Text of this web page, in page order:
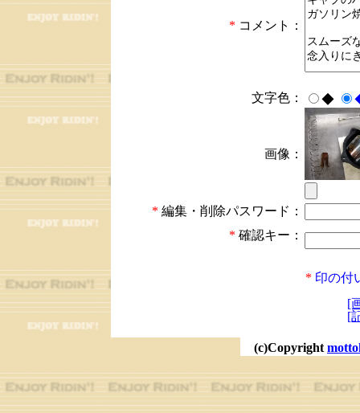
* コメント：
文字色： ◆
画像：
* 編集・削除パスワード：
* 確認キー：
* 印の付
[
[
(c)Copyright